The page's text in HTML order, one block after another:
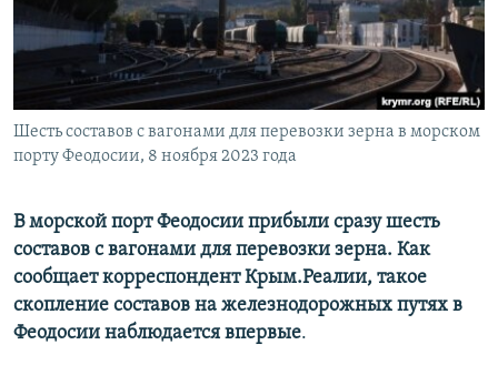
ПОБЕДИТЕЛЕЙ НЕ СУДЯТ?
КРЫМ.НЕПОКОРЕННЫЙ
ELIFBE
УКРАИНСКАЯ ПРОБЛЕМА КРЫМА
ПРИСОЕДИНЯЙТЕСЬ!
Все сайты RFE/RL
Шесть составов с вагонами для перевозки зерна в морском
порту Феодосии, 8 ноября 2023 года
В морской порт Феодосии прибыли сразу шесть
составов с вагонами для перевозки зерна. Как
сообщает корреспондент Крым.Реалии, такое
скопление составов на железнодорожных путях в
Феодосии наблюдается впервые.